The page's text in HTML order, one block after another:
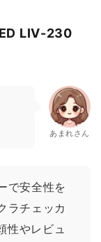
LIV-230
あまれさん
で安全性を
ラチェッカ
性やレビュ